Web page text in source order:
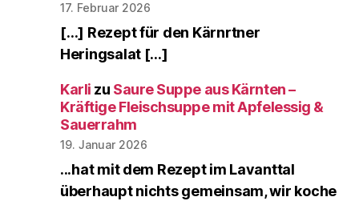
17. Februar 2026
[…] Rezept für den Kärnrtner
Heringsalat […]
Karli zu Saure Suppe aus Kärnten –
Kräftige Fleischsuppe mit Apfelessig &
Sauerrahm
19. Januar 2026
...hat mit dem Rezept im Lavanttal
überhaupt nichts gemeinsam, wir koche